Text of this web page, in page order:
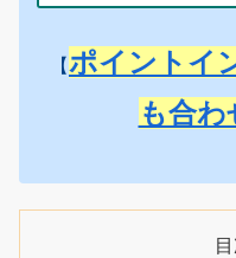
【ポイントイ
も合